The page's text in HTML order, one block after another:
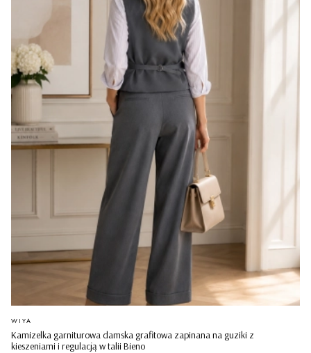
Kamizelka garniturowa damska grafitowa zapinana na guziki z
kieszeniami i regulacją w talii Bieno
PRODUCENT
WIYA